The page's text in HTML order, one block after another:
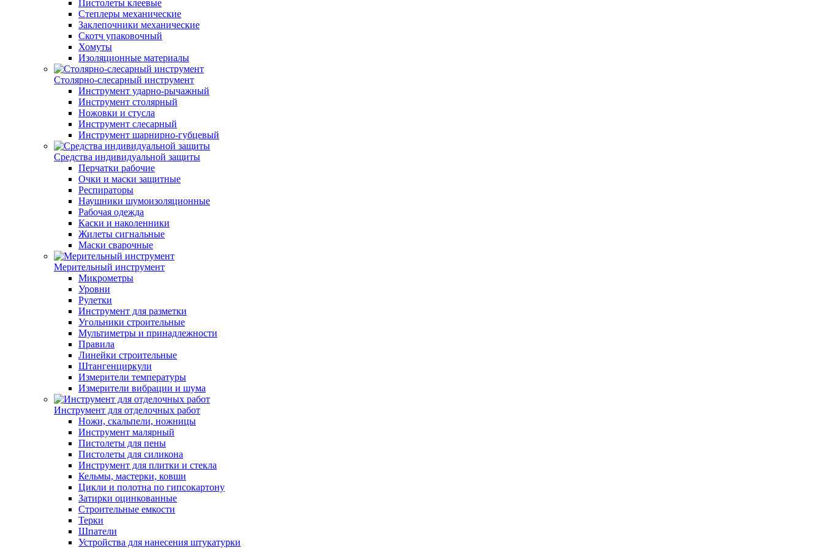
Пистолеты клеевые
Степлеры механические
Заклепочники механические
Скотч упаковочный
Хомуты
Изоляционные материалы
Столярно-слесарный инструмент
Инструмент ударно-рычажный
Инструмент столярный
Ножовки и стусла
Инструмент слесарный
Инструмент шарнирно-губцевый
Средства индивидуальной защиты
Перчатки рабочие
Очки и маски защитные
Респираторы
Наушники шумоизоляционные
Рабочая одежда
Каски и наколенники
Жилеты сигнальные
Маски сварочные
Мерительный инструмент
Микрометры
Уровни
Рулетки
Инструмент для разметки
Угольники строительные
Мультиметры и принадлежности
Правила
Линейки строительные
Штангенциркули
Измерители температуры
Измерители вибрации и шума
Инструмент для отделочных работ
Ножи, скальпели, ножницы
Инструмент малярный
Пистолеты для пены
Пистолеты для силикона
Инструмент для плитки и стекла
Кельмы, мастерки, ковши
Цикли и полотна по гипсокартону
Затирки оцинкованные
Строительные емкости
Терки
Шпатели
Устройства для нанесения штукатурки